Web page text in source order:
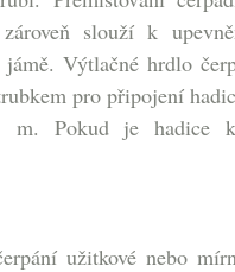
slouží k
Výtlačné hrdlo
pro připojení
Pokud je hadice
užitkové nebo